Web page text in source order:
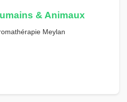
& Animaux
Meylan